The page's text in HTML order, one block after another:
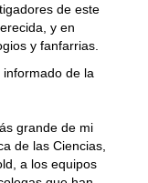
de este
y en
y fanfarrias.
de la
grande de mi
de las Ciencias,
a los equipos